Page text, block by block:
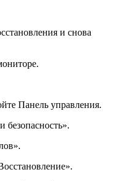
и снова
Панель управления.
безопасность».
.
.